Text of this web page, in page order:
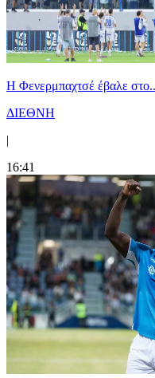
Η Φενερμπαχτσέ έβαλε
ΔΙΕΘΝΗ
|
16:41